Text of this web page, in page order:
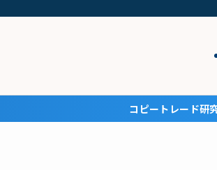
コピートレード研